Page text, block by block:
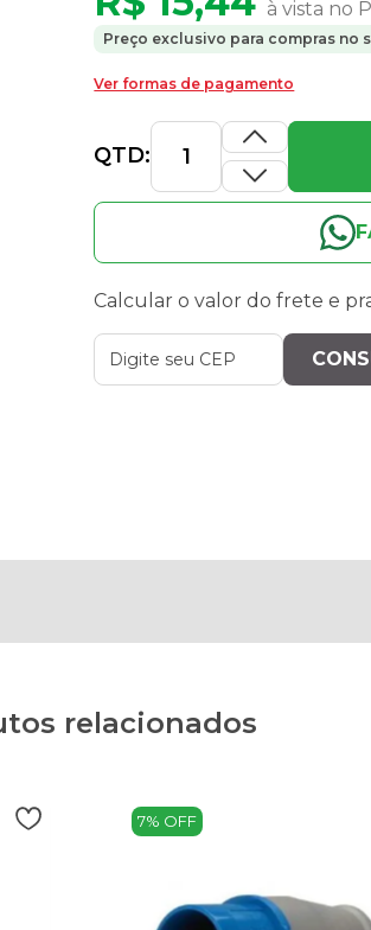
à vista no
Preço exclusivo para compras no
Ver formas de pagamento
QTD:
Calcular o valor do frete e
relacionados
7% OFF